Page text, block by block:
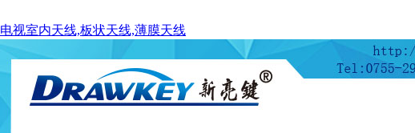
电视室内天线,板状天线,薄膜天线